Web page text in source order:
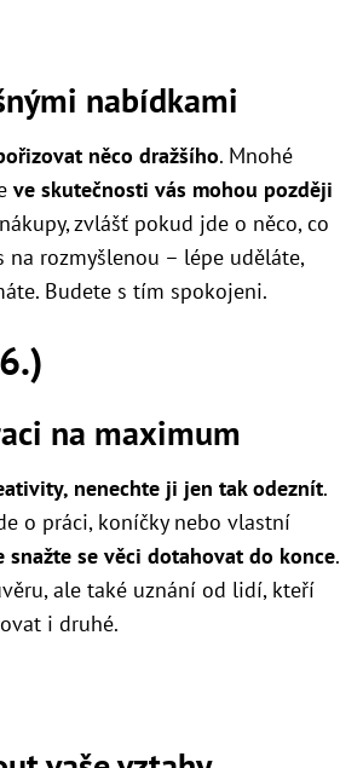
nabídkami
něco dražšího. Mnohé
ve skutečnosti vás mohou později
zvlášť pokud jde o něco, co
rozmyšlenou – lépe uděláte,
Budete s tím spokojeni.
na maximum
nenechte ji jen tak odeznít.
o práci, koníčky nebo vlastní
se věci dotahovat do konce.
ale také uznání od lidí, kteří
i druhé.